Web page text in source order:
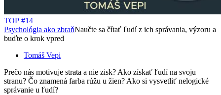
TOP #14
Psychológia ako zbraňNaučte sa čítať ľudí z ich správania, výzoru a
buďte o krok vpred
Tomáš Vepi
Prečo nás motivuje strata a nie zisk? Ako získať ľudí na svoju
stranu? Čo znamená farba rúžu u žien? Ako si vysvetliť nelogické
správanie u ľudí?